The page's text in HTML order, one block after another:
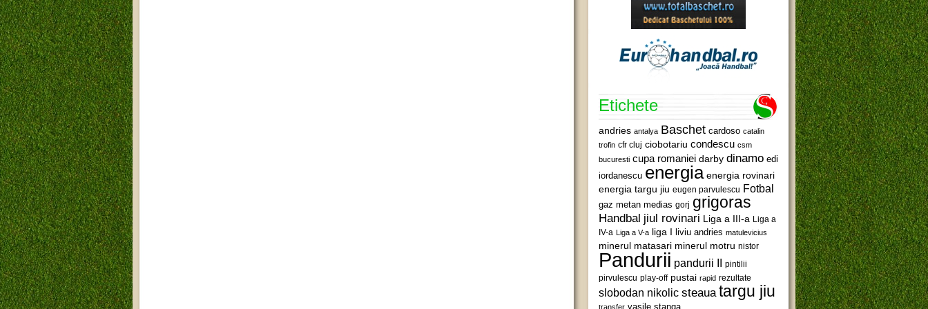
Etichete
andries antalya Baschet cardoso catalin
trofin cfr cluj ciobotariu condescu csm
bucuresti cupa romaniei darby dinamo edi
iordanescu energia energia rovinari
energia targu jiu eugen parvulescu Fotbal
gaz metan medias gorj grigoras
Handbal jiul rovinari Liga a III-a Liga a
IV-a Liga a V-a liga I liviu andries matulevicius
minerul matasari minerul motru nistor
Pandurii pandurii II pintilii
pirvulescu play-off pustai rapid rezultate
slobodan nikolic steaua targu jiu
transfer vasile stanga